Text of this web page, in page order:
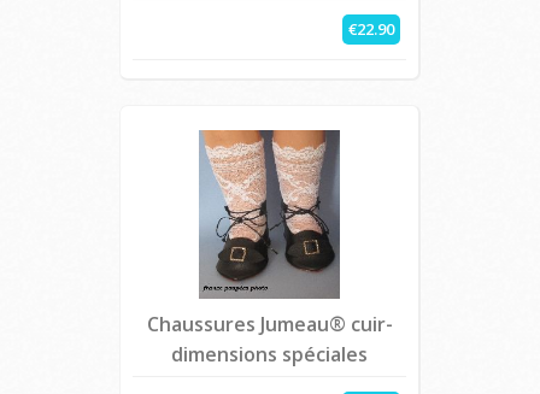
€22.90
Chaussures Jumeau® cuir-
dimensions spéciales